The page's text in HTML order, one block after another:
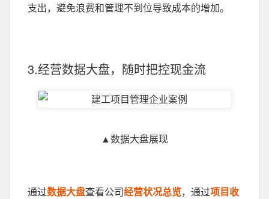
支出，避免浪费和管理不到位导致成本的增加。
3.经营数据大盘，随时把控现金流
▲数据大盘展现
通过数据大盘查看公司经营状况总览，通过项目收